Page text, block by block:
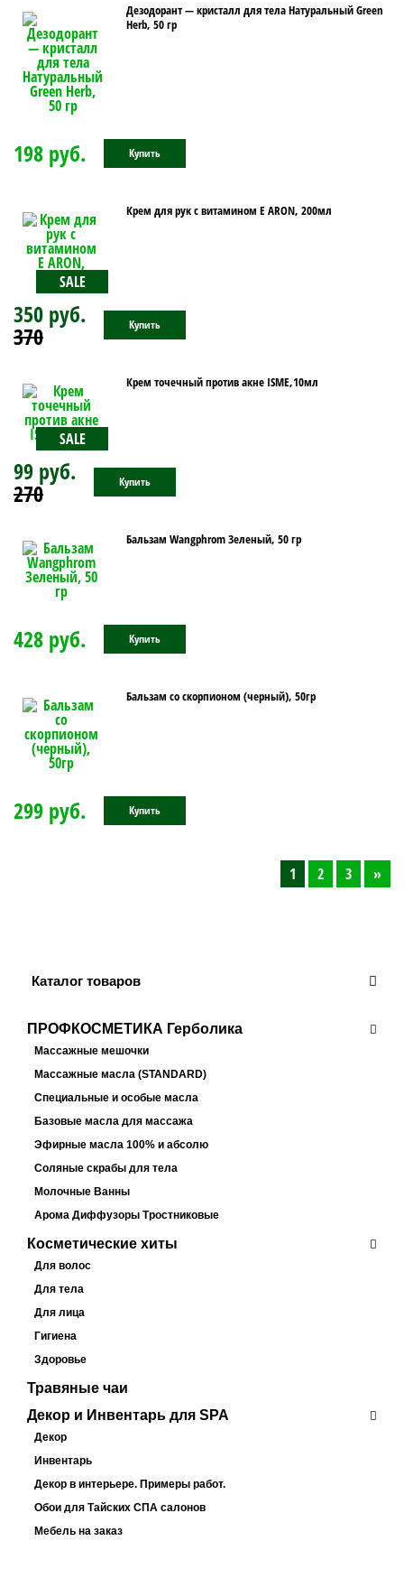
Дезодорант — кристалл для тела Натуральный Green
Herb, 50 гр
198 руб. Купить
SALE
Крем для рук с витамином Е ARON, 200мл
350 руб.
370 Купить
SALE
Крем точечный против акне ISME,10мл
99 руб.
270 Купить
Бальзам Wangphrom Зеленый, 50 гр
428 руб. Купить
Бальзам со скорпионом (черный), 50гр
299 руб. Купить
1 2 3 »
Каталог товаров
ПРОФКОСМЕТИКА Герболика
Массажные мешочки
Массажные масла (STANDARD)
Специальные и особые масла
Базовые масла для массажа
Эфирные масла 100% и абсолю
Соляные скрабы для тела
Молочные Ванны
Арома Диффузоры Тростниковые
Косметические хиты
Для волос
Для тела
Для лица
Гигиена
Здоровье
Травяные чаи
Декор и Инвентарь для SPA
Декор
Инвентарь
Декор в интерьере. Примеры работ.
Обои для Тайских СПА салонов
Мебель на заказ